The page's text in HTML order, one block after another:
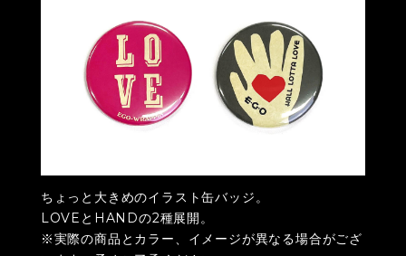
ちょっと大きめのイラスト缶バッジ。
LOVEとHANDの2種展開。
※実際の商品とカラー、イメージが異なる場合がござ